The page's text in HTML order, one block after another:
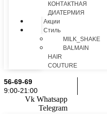
КОНТАКТНАЯ
ДИАТЕРМИЯ
Акции
Стиль
MILK_SHAKE
BALMAIN
HAIR
COUTURE
56-69-69
9:00-21:00
Vk Whatsapp
Telegram